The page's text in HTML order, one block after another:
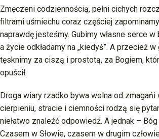
Zmęczeni codziennością, pełni cichych
filtrami uśmiechu coraz częściej
naprawdę jesteśmy. Gubimy własne serce w
a życie odkładamy na „kiedyś”. A przecież w
tęsknimy za ciszą i prostotą, za Bogiem,
opuścił.
Droga wiary rzadko bywa wolna od
cierpieniu, stracie i ciemności rodzą się
niełatwo znaleźć odpowiedź. A jednak –
Czasem w Słowie, czasem w drugim